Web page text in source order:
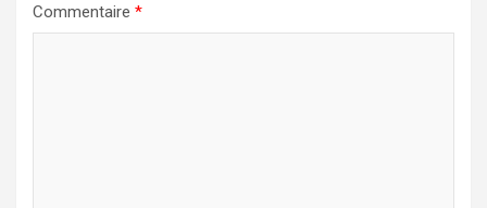
Commentaire *